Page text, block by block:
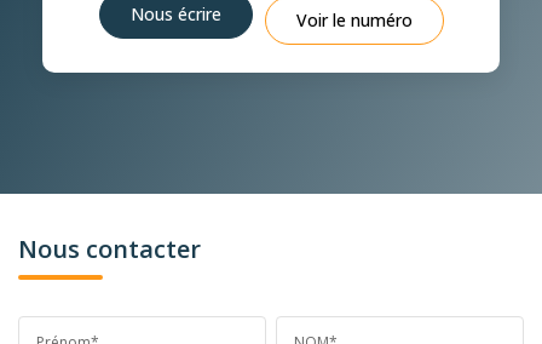
Nous écrire Voir le numéro
Nous contacter